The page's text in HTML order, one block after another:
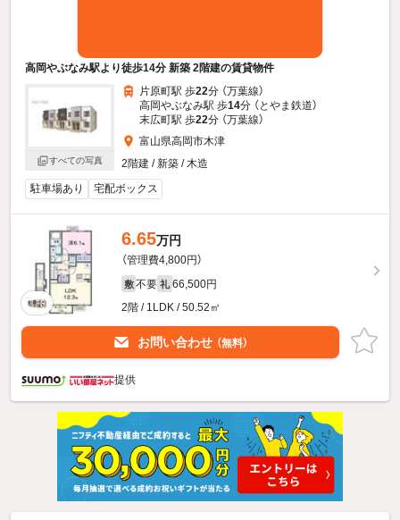
高岡やぶなみ駅より徒歩14分 新築 2階建の賃貸物件
すべての写真
片原町駅 歩22分 （万葉線）
高岡やぶなみ駅 歩14分 （とやま鉄道）
末広町駅 歩22分 （万葉線）
富山県高岡市木津
2階建 / 新築 / 木造
駐車場あり
宅配ボックス
6.65万円
（管理費4,800円）
敷 不要 礼 66,500円
2階 / 1LDK / 50.52㎡
お問い合わせ （無料）
提供